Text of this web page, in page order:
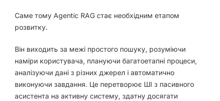
Саме тому Agentic RAG стає необхідним етапом
розвитку.
Він виходить за межі простого пошуку, розуміючи
наміри користувача, плануючи багатоетапні процеси,
аналізуючи дані з різних джерел і автоматично
виконуючи завдання. Це перетворює ШІ з пасивного
асистента на активну систему, здатну досягати